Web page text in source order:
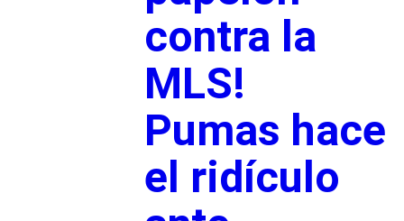
contra la
MLS!
Pumas hace
el ridículo